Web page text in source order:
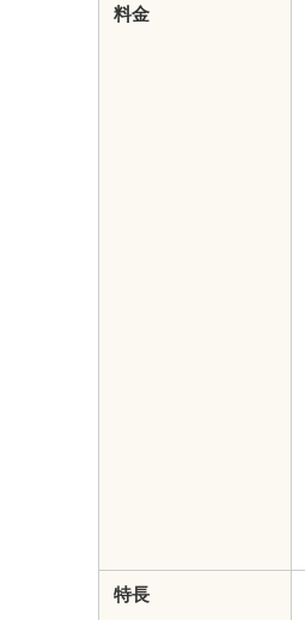
料金
特長